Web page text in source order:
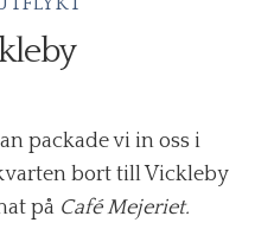
packade vi in oss i
bort till Vickleby
på Café Mejeriet.